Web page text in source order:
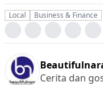
Local Business & Finance
Cerita dan